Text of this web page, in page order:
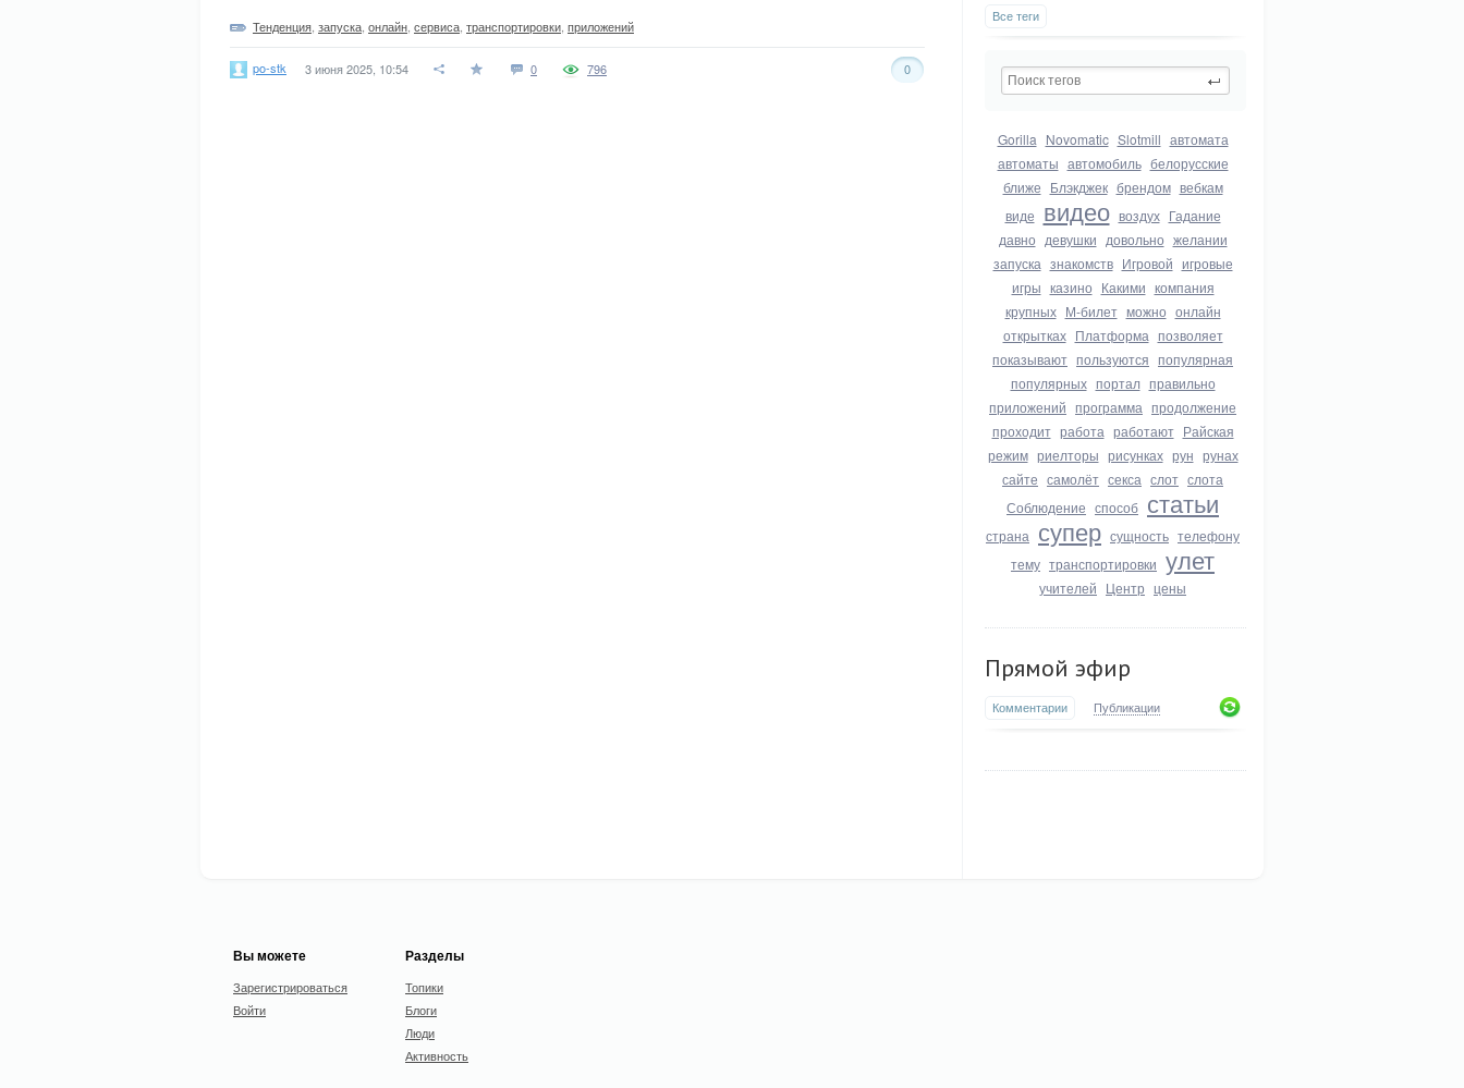
Все теги
Gorilla Novomatic Slotmill автомата
автоматы автомобиль белорусские
ближе Блэкджек брендом вебкам
виде видео воздух Гадание
давно девушки довольно желании
запуска знакомств Игровой игровые
игры казино Какими компания
крупных М-билет можно онлайн
открытках Платформа позволяет
показывают пользуются популярная
популярных портал правильно
приложений программа продолжение
проходит работа работают Райская
режим риелторы рисунках рун рунах
сайте самолёт секса слот слота
Соблюдение способ статьи
страна супер сущность телефону
тему транспортировки улет
учителей Центр цены
Прямой эфир
Комментарии Публикации
Тенденция запуска онлайн сервиса транспортировки приложений
po-stk 3 июня 2025, 10:54 0 0
796
Вы можете
Зарегистрироваться
Войти
Разделы
Топики
Блоги
Люди
Активность